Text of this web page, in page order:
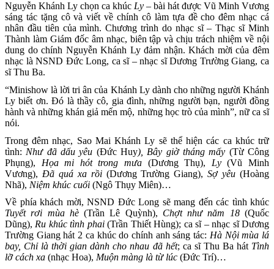
Nguyễn Khánh Ly chọn ca khúc Ly – bài hát được Vũ Minh Vương
sáng tác tặng cô và viết về chính cô làm tựa đề cho đêm nhạc cá
nhân đầu tiên của mình. Chương trình do nhạc sĩ – Thạc sĩ Minh
Thành làm Giám đốc âm nhạc, biên tập và chịu trách nhiệm về nội
dung do chính Nguyễn Khánh Ly đảm nhận. Khách mời của đêm
nhạc là NSND Đức Long, ca sĩ – nhạc sĩ Dương Trường Giang, ca
sĩ Thu Ba.
“Minishow là lời tri ân của Khánh Ly dành cho những người Khánh
Ly biết ơn. Đó là thầy cô, gia đình, những người bạn, người đồng
hành và những khán giả mến mộ, những học trò của mình”, nữ ca sĩ
nói.
Trong đêm nhạc, Sao Mai Khánh Ly sẽ thể hiện các ca khúc trữ
tình: Như đã dấu yêu (Đức Huy), Bây giờ tháng mấy (Từ Công
Phụng), Họa mi hót trong mưa (Dương Thụ), Ly(Vũ Minh
Vương), Đã quá xa rồi(Dương Trường Giang),Sợ yêu (Hoàng
Nhã), Niệm khúc cuối (Ngô Thụy Miên)…
Về phía khách mời, NSND Đức Long sẽ mang đến các tình khúc
Tuyết rơi mùa hè(Trần Lê Quỳnh), Chợt như năm 18(Quốc
Dũng), Ru khúc tình phai(Trần Thiết Hùng); ca sĩ – nhạc sĩ Dương
Trường Giang hát 2 ca khúc do chính anh sáng tác: Hà Nội mùa lá
bay, Chỉ là thời gian dành cho nhau đã hết; ca sĩ Thu Ba hát Tình
lỡ cách xa (nhạc Hoa), Muộn màng là từ lúc (Đức Trí)…